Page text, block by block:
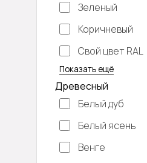
Зеленый
Коричневый
Свой цвет RAL
Серебристый
Серый
Темно-серый
Хаки
Черный
Показать ещё
Древесный
Белый дуб
Белый ясень
Венге